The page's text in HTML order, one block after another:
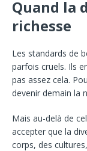
Quand la
richesse
Les standards de
parfois cruels. Ils
pas assez cela.
devenir demain la
Mais au-delà de
accepter que la
corps, des